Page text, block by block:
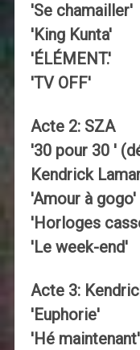
'Se chamailler'
'King Kunta'
'ÉLÉMENT.'
'TV OFF'
Acte 2: SZA
'30 pour 30 ′
Kendrick
'Amour à gogo'
'Horloges
'Le week-end'
Acte 3:
'Euphorie'
'Hé